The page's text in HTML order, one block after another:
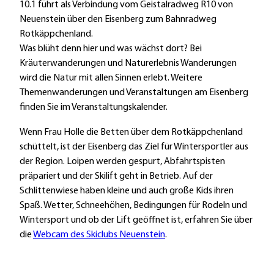
10.1 führt als Verbindung vom Geistalradweg R10 von
Neuenstein über den Eisenberg zum Bahnradweg
Rotkäppchenland.
Was blüht denn hier und was wächst dort? Bei
Kräuterwanderungen und Naturerlebnis Wanderungen
wird die Natur mit allen Sinnen erlebt. Weitere
Themenwanderungen und Veranstaltungen am Eisenberg
finden Sie im Veranstaltungskalender.
Wenn Frau Holle die Betten über dem Rotkäppchenland
schüttelt, ist der Eisenberg das Ziel für Wintersportler aus
der Region. Loipen werden gespurt, Abfahrtspisten
präpariert und der Skilift geht in Betrieb. Auf der
Schlittenwiese haben kleine und auch große Kids ihren
Spaß. Wetter, Schneehöhen, Bedingungen für Rodeln und
Wintersport und ob der Lift geöffnet ist, erfahren Sie über
dieWebcam des Skiclubs Neuenstein.